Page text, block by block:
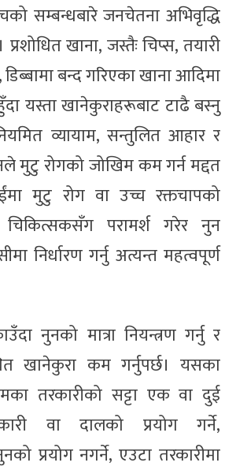
सम्बन्धबारे जनचेतना अभिवृद्धि
खाना, जस्तैः चिप्स, तयारी
बन्द गरिएका खाना आदिमा
यस्ता खानेकुराहरूबाट टाढै बस्नु
व्यायाम, सन्तुलित आहार र
मुटु रोगको जोखिम कम गर्न मद्दत
मुटु रोग वा उच्च रक्तचापको
परामर्श गरेर नुन
निर्धारण गर्नु अत्यन्त महत्वपूर्ण
नुनको मात्रा नियन्त्रण गर्नु र
खानेकुरा कम गर्नुपर्छ। यसका
तरकारीको सट्टा एक वा दुई
वा दालको प्रयोग गर्ने,
प्रयोग नगर्ने, एउटा तरकारीमा